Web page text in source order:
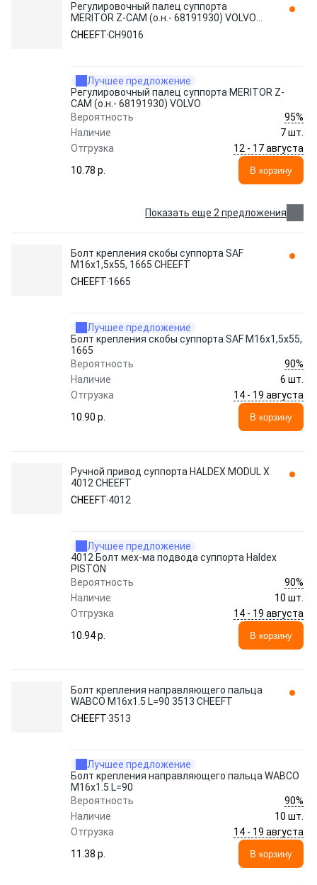
Регулировочный палец суппорта
MERITOR Z-CAM (о.н.- 68191930) VOLVO
CH9016 CHEEFT
CHEEFTCH9016
Лучшее предложение
Регулировочный палец суппорта MERITOR Z-
CAM (о.н.- 68191930) VOLVO
Вероятность
95%
Наличие
7 шт.
Отгрузка
12 - 17 августа
10.78 p.
В корзину
Показать еще 2 предложения
Болт крепления скобы суппорта SAF
M16x1,5x55, 1665 CHEEFT
CHEEFT 1665
Лучшее предложение
Болт крепления скобы суппорта SAF M16x1,5x55,
1665
Вероятность
90%
Наличие
6 шт.
Отгрузка
14 - 19 августа
10.90 p.
В корзину
Ручной привод суппорта HALDEX MODUL X
4012 CHEEFT
CHEEFT 4012
Лучшее предложение
4012 Болт мех-ма подвода суппорта Haldex
PISTON
Вероятность
90%
Наличие
10 шт.
Отгрузка
14 - 19 августа
10.94 p.
В корзину
Болт крепления направляющего пальца
WABCO M16x1.5 L=90 3513 CHEEFT
CHEEFT3513
Лучшее предложение
Болт крепления направляющего пальца WABCO
M16x1.5 L=90
Вероятность
90%
Наличие
10 шт.
Отгрузка
14 - 19 августа
11.38 p.
В корзину